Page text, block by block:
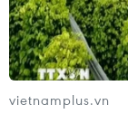
vietnamplus.vn